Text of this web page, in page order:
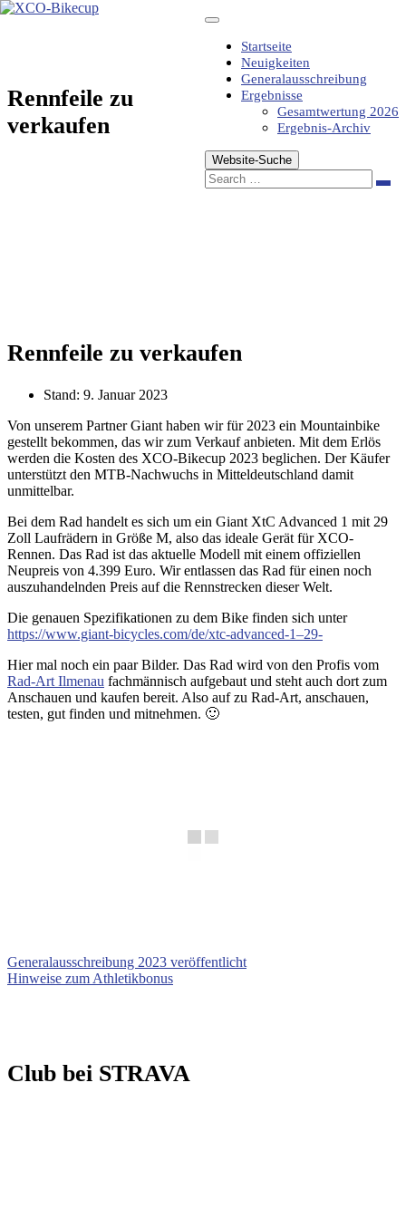
Zum
Startseite
Neuigkeiten
Generalausschreibung
Ergebnisse
Gesamtwertung 2026
Ergebnis-Archiv
Website-Suche
Rennfeile zu
verkaufen
Rennfeile zu verkaufen
Stand: 9. Januar 2023
Von unserem Partner Giant haben wir für 2023 ein Mountainbike
gestellt bekommen, das wir zum Verkauf anbieten. Mit dem Erlös
werden die Kosten des XCO-Bikecup 2023 beglichen. Der Käufer
unterstützt den MTB-Nachwuchs in Mitteldeutschland damit
unmittelbar.
Bei dem Rad handelt es sich um ein Giant XtC Advanced 1 mit 29
Zoll Laufrädern in Größe M, also das ideale Gerät für XCO-
Rennen. Das Rad ist das aktuelle Modell mit einem offiziellen
Neupreis von 4.399 Euro. Wir entlassen das Rad für einen noch
auszuhandelnden Preis auf die Rennstrecken dieser Welt.
Die genauen Spezifikationen zu dem Bike finden sich unter
https://www.giant-bicycles.com/de/xtc-advanced-1–29-
Hier mal noch ein paar Bilder. Das Rad wird von den Profis vom
Rad-Art Ilmenau fachmännisch aufgebaut und steht auch dort zum
Anschauen und kaufen bereit. Also auf zu Rad-Art, anschauen,
testen, gut finden und mitnehmen. 🙂
Generalausschreibung 2023 veröffentlicht
Hinweise zum Athletikbonus
Club bei STRAVA